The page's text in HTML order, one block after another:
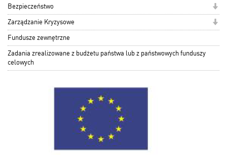
Bezpieczeństwo
Zarządzanie Kryzysowe
Fundusze zewnętrzne
Zadania zrealizowane z budżetu państwa lub z państwowych funduszy
celowych